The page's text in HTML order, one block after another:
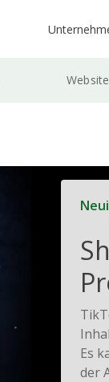
Website
Es
der